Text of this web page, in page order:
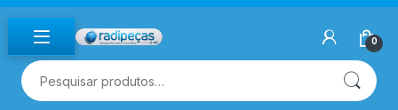
Skip to navigation
Skip to content
0
Pesquisar por: